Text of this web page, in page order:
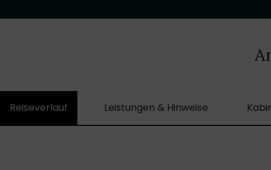
Reiseverlauf Leistungen & Hinweise